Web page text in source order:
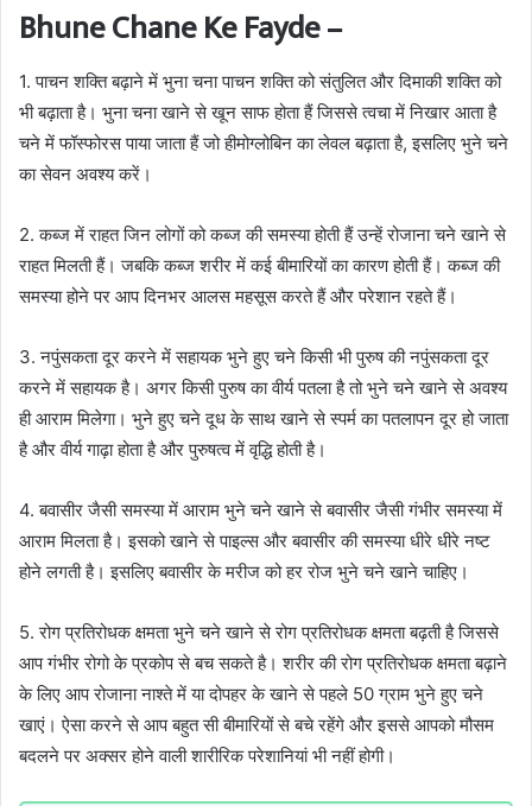
Bhune Chane Ke Fayde –
1. पाचन शक्ति बढ़ाने में भुना चना पाचन शक्ति को संतुलित और दिमाकी शक्ति को
भी बढ़ाता है। भुना चना खाने से खून साफ होता हैं जिससे त्वचा में निखार आता है
चने में फॉस्फोरस पाया जाता हैं जो हीमोग्लोबिन का लेवल बढ़ाता है, इसलिए भुने चने
का सेवन अवश्य करें।
2. कब्ज में राहत जिन लोगों को कब्ज की समस्या होती हैं उन्हें रोजाना चने खाने से
राहत मिलती हैं। जबकि कब्ज शरीर में कई बीमारियों का कारण होती हैं। कब्ज की
समस्या होने पर आप दिनभर आलस महसूस करते हैं और परेशान रहते हैं।
3. नपुंसकता दूर करने में सहायक भुने हुए चने किसी भी पुरुष की नपुंसकता दूर
करने में सहायक है। अगर किसी पुरुष का वीर्य पतला है तो भुने चने खाने से अवश्य
ही आराम मिलेगा। भुने हुए चने दूध के साथ खाने से स्पर्म का पतलापन दूर हो जाता
है और वीर्य गाढ़ा होता है और पुरुषत्व में वृद्धि होती है।
4. बवासीर जैसी समस्या में आराम भुने चने खाने से बवासीर जैसी गंभीर समस्या में
आराम मिलता है। इसको खाने से पाइल्स और बवासीर की समस्या धीरे धीरे नष्ट
होने लगती है। इसलिए बवासीर के मरीज को हर रोज भुने चने खाने चाहिए।
5. रोग प्रतिरोधक क्षमता भुने चने खाने से रोग प्रतिरोधक क्षमता बढ़ती है जिससे
आप गंभीर रोगो के प्रकोप से बच सकते है। शरीर की रोग प्रतिरोधक क्षमता बढ़ाने
के लिए आप रोजाना नाश्ते में या दोपहर के खाने से पहले 50 ग्राम भुने हुए चने
खाएं। ऐसा करने से आप बहुत सी बीमारियों से बचे रहेंगे और इससे आपको मौसम
बदलने पर अक्सर होने वाली शारीरिक परेशानियां भी नहीं होगी।